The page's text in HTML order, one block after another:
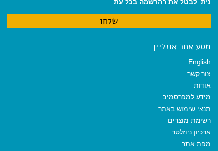
ניתן לבטל את ההרשמה בכל עת
מסע אחר אונליין
English
צור קשר
אודות
מידע למפרסמים
תנאי שימוש באתר
רשימת מוצרים
ארכיון ניוזלטר
מפת אתר